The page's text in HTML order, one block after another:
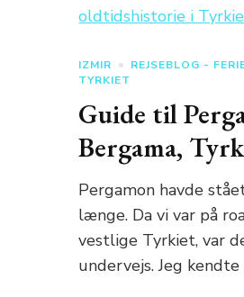
IZMIR
REJSEBLOG -
TYRKIET
Guide til
Bergama,
Pergamon havde
længe. Da vi var på
vestlige Tyrkiet, var
undervejs. Jeg kendte